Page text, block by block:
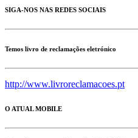
SIGA-NOS NAS REDES SOCIAIS
Temos livro de reclamações eletrónico
http://www.livroreclamacoes.pt
O ATUAL MOBILE